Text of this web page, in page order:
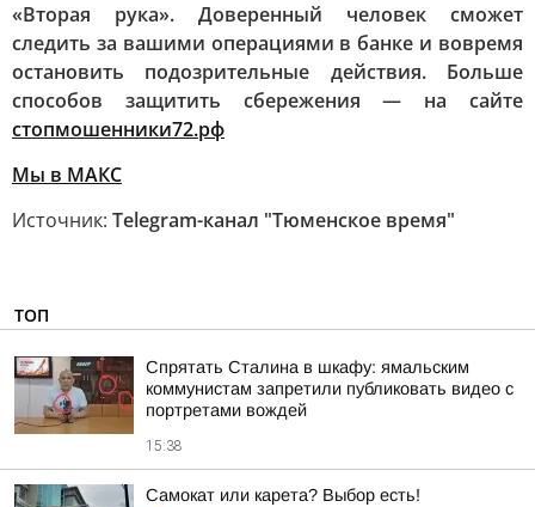
«Вторая рука». Доверенный человек сможет
следить за вашими операциями в банке и вовремя
остановить подозрительные действия. Больше
способов защитить сбережения — на сайте
стопмошенники72.рф
Мы в MAКС
Источник: Telegram-канал "Тюменское время"
ТОП
Спрятать Сталина в шкафу: ямальским
коммунистам запретили публиковать видео с
портретами вождей
15:38
Самокат или карета? Выбор есть!